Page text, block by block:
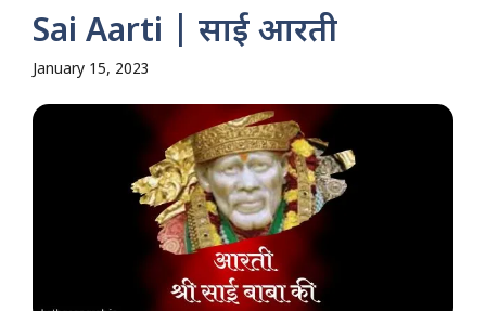
Sai Aarti | साई आरती
January 15, 2023